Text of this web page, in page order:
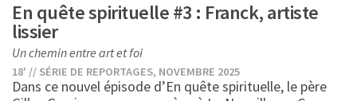
En quête spirituelle #3 : Franck, artiste
lissier
Un chemin entre art et foi
18' // SÉRIE DE REPORTAGES, NOVEMBRE 2025
Dans ce nouvel épisode d’En quête spirituelle, le père